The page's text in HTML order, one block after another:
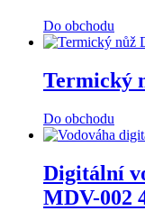
Do obchodu
Termický
Do obchodu
Digitální
MDV-002